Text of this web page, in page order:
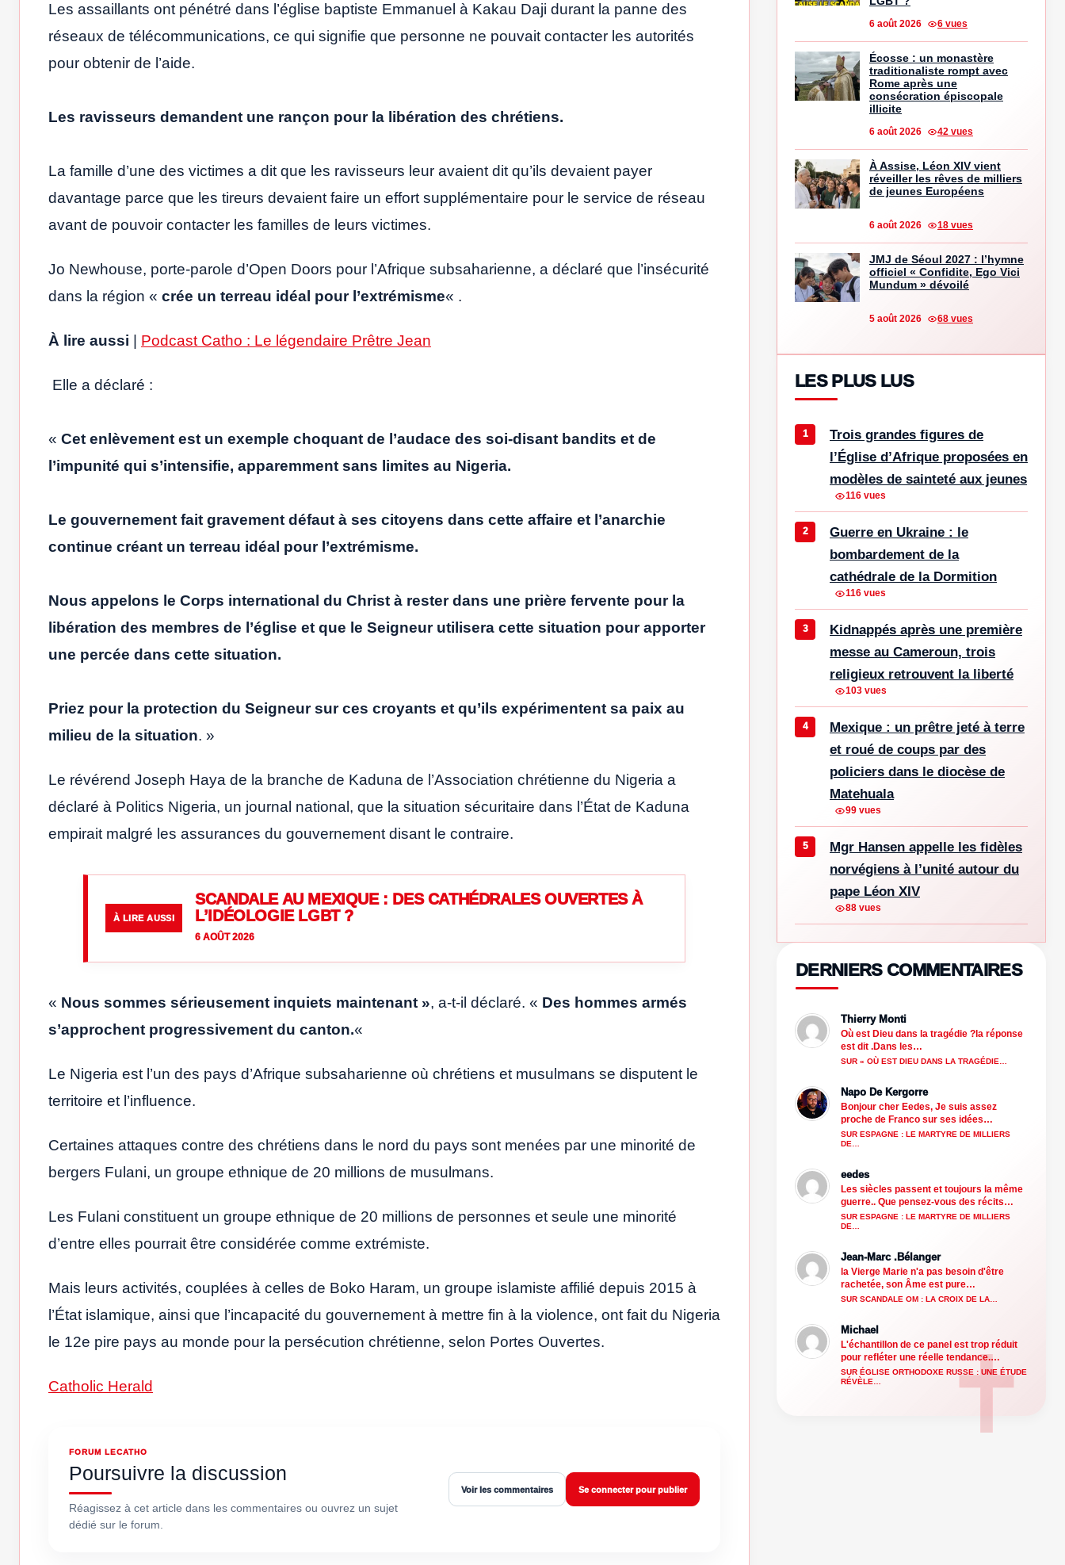
Les assaillants ont pénétré dans l’église baptiste Emmanuel à Kakau Daji durant la panne des
réseaux de télécommunications, ce qui signifie que personne ne pouvait contacter les autorités
pour obtenir de l’aide.
Les ravisseurs demandent une rançon pour la libération des chrétiens.
La famille d’une des victimes a dit que les ravisseurs leur avaient dit qu’ils devaient payer
davantage parce que les tireurs devaient faire un effort supplémentaire pour le service de réseau
avant de pouvoir contacter les familles de leurs victimes.
Jo Newhouse, porte-parole d’Open Doors pour l’Afrique subsaharienne, a déclaré que l’insécurité
dans la région « crée un terreau idéal pour l’extrémisme« .
À lire aussi | Podcast Catho : Le légendaire Prêtre Jean
Elle a déclaré :
« Cet enlèvement est un exemple choquant de l’audace des soi-disant bandits et de
l’impunité qui s’intensifie, apparemment sans limites au Nigeria.
Le gouvernement fait gravement défaut à ses citoyens dans cette affaire et l’anarchie
continue créant un terreau idéal pour l’extrémisme.
Nous appelons le Corps international du Christ à rester dans une prière fervente pour la
libération des membres de l’église et que le Seigneur utilisera cette situation pour apporter
une percée dans cette situation.
Priez pour la protection du Seigneur sur ces croyants et qu’ils expérimentent sa paix au
milieu de la situation. »
Le révérend Joseph Haya de la branche de Kaduna de l’Association chrétienne du Nigeria a
déclaré à Politics Nigeria, un journal national, que la situation sécuritaire dans l’État de Kaduna
empirait malgré les assurances du gouvernement disant le contraire.
À LIRE AUSSI
SCANDALE AU MEXIQUE : DES CATHÉDRALES OUVERTES À
L’IDÉOLOGIE LGBT ?
6 AOÛT 2026
« Nous sommes sérieusement inquiets maintenant », a-t-il déclaré. « Des hommes armés
s’approchent progressivement du canton.«
Le Nigeria est l’un des pays d’Afrique subsaharienne où chrétiens et musulmans se disputent le
territoire et l’influence.
Certaines attaques contre des chrétiens dans le nord du pays sont menées par une minorité de
bergers Fulani, un groupe ethnique de 20 millions de musulmans.
Les Fulani constituent un groupe ethnique de 20 millions de personnes et seule une minorité
d’entre elles pourrait être considérée comme extrémiste.
Mais leurs activités, couplées à celles de Boko Haram, un groupe islamiste affilié depuis 2015 à
l’État islamique, ainsi que l’incapacité du gouvernement à mettre fin à la violence, ont fait du Nigeria
le 12e pire pays au monde pour la persécution chrétienne, selon Portes Ouvertes.
Catholic Herald
FORUM LECATHO
Poursuivre la discussion
Réagissez à cet article dans les commentaires ou ouvrez un sujet
dédié sur le forum.
Voir les commentaires Se connecter pour publier
6 août 2026 6 vues
Écosse : un monastère
traditionaliste rompt avec
Rome après une
consécration épiscopale
illicite
6 août 2026 42 vues
À Assise, Léon XIV vient
réveiller les rêves de milliers
de jeunes Européens
6 août 2026 18 vues
JMJ de Séoul 2027 : l’hymne
officiel « Confidite, Ego Vici
Mundum » dévoilé
5 août 2026 68 vues
LES PLUS LUS
Trois grandes figures de
l’Église d’Afrique proposées en
modèles de sainteté aux jeunes
116 vues
Guerre en Ukraine : le
bombardement de la
cathédrale de la Dormition
116 vues
Kidnappés après une première
messe au Cameroun, trois
religieux retrouvent la liberté
103 vues
Mexique : un prêtre jeté à terre
et roué de coups par des
policiers dans le diocèse de
Matehuala
99 vues
Mgr Hansen appelle les fidèles
norvégiens à l’unité autour du
pape Léon XIV
88 vues
DERNIERS COMMENTAIRES
Thierry Monti
Où est Dieu dans la tragédie ?la réponse
est dit .Dans les…
SUR « OÙ EST DIEU DANS LA TRAGÉDIE…
Napo De Kergorre
Bonjour cher Eedes, Je suis assez
proche de Franco sur ses idées…
SUR ESPAGNE : LE MARTYRE DE MILLIERS
DE…
eedes
Les siècles passent et toujours la même
guerre.. Que pensez-vous des récits…
SUR ESPAGNE : LE MARTYRE DE MILLIERS
DE…
Jean-Marc .Bélanger
la Vierge Marie n'a pas besoin d'être
rachetée, son Âme est pure…
SUR SCANDALE OM : LA CROIX DE LA…
Michael
L'échantillon de ce panel est trop réduit
pour refléter une réelle tendance.…
SUR ÉGLISE ORTHODOXE RUSSE : UNE ÉTUDE
RÉVÈLE…